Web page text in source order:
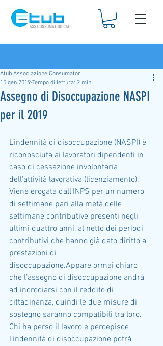
Assegno di Disoccupazione NASPI
per il 2019
Atub Associazione Consumatori
15 gen 2019 Tempo di lettura: 2 min
L’indennità di disoccupazione (NASPI) è
riconosciuta ai lavoratori dipendenti in
caso di cessazione involontaria
dell’attività lavorativa (licenziamento).
Viene erogata dall’INPS per un numero
di settimane pari alla metà delle
settimane contributive presenti negli
ultimi quattro anni, al netto dei periodi
contributivi che hanno già dato diritto a
prestazioni di
disoccupazione.Appare ormai chiaro
che l’assegno di disoccupazione andrà
ad incrociarsi con il reddito di
cittadinanza, quindi le due misure di
sostegno saranno compatibili tra loro.
Chi ha perso il lavoro e percepisce
l’indennità di disoccupazione potrà